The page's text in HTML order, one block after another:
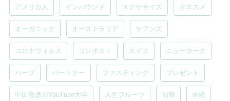
アメリカ人 インバウンド エクササイズ オススメ
オーガニック オーストラリア ケアンズ
コロナウィルス コンポスト スイス ニューヨーク
ハーブ パートナー ファスティング プレゼント
中田敦彦のYouTube大学 人生フルーツ 仙骨 体験